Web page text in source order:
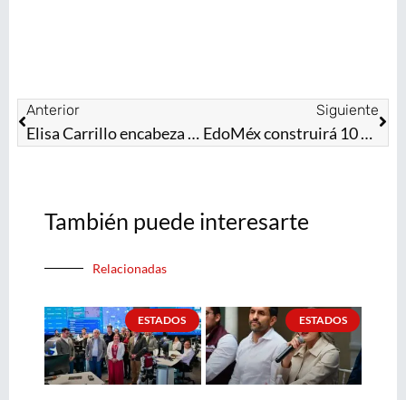
Anterior
Elisa Carrillo encabeza Clase Masiva de Ballet en el corazón de Toluca ¡Inscríbete y sé parte de esta experiencia histórica!
Siguiente
EdoMéx construirá 10 estancias infantiles en Zona Oriente
También puede interesarte
Relacionadas
ESTADOS ESTADOS